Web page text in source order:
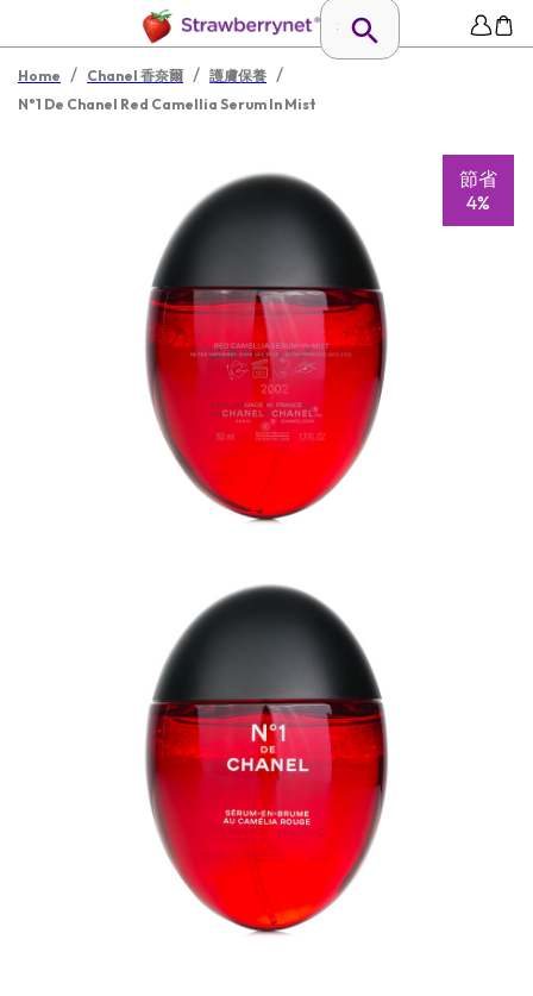
Home / Chanel 香奈爾 / 護膚保養 /
N°1 De Chanel Red Camellia Serum In Mist
節省
4%